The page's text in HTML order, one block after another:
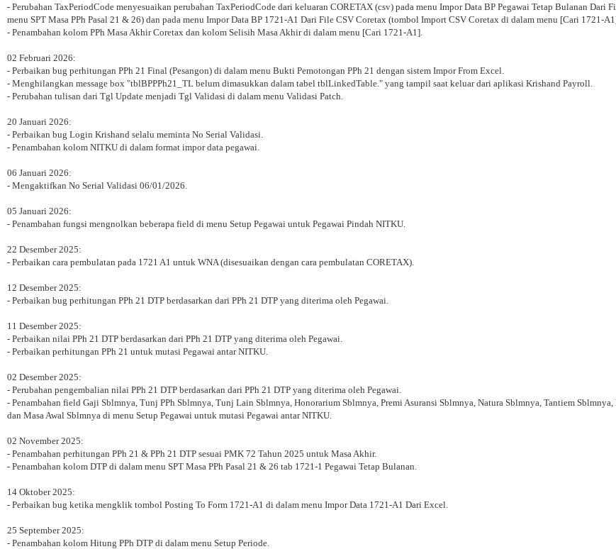
- Perubahan TaxPeriodCode menyesuaikan perubahan TaxPeriodCode dari keluaran CORETAX (csv) pada menu Impor Data BP Pegawai Tetap Bulanan Dari
menu SPT Masa PPh Pasal 21 & 26) dan pada menu Impor Data BP 1721-A1 Dari File CSV Coretax (tombol Import CSV Coretax di dalam menu [Cari 1721-
- Penambahan kolom PPh Masa Akhir Coretax dan kolom Selisih Masa Akhir di dalam menu [Cari 1721-A1].
02 Februari 2026:
- Perbaikan bug perhitungan PPh 21 Final (Pesangon) di dalam menu Bukti Pemotongan PPh 21 dengan sistem Impor From Excel.
- Menghilangkan message box "tblBPPPh21_TL belum dimasukkan dalam tabel tblLinkedTable." yang tampil saat keluar dari aplikasi Krishand Payroll.
- Perubahan tulisan dari Tgl Update menjadi Tgl Validasi di dalam menu Validasi Patch.
20 Januari 2026:
- Perbaikan bug Login Krishand selalu meminta No Serial Validasi.
- Penambahan kolom NITKU di dalam format impor data pegawai.
06 Januari 2026:
- Mengaktifkan No Serial Validasi 06/01/2026.
05 Januari 2026:
- Penambahan fungsi mengnolkan beberapa field di menu Setup Pegawai untuk Pegawai Pindah NITKU.
22 Desember 2025:
- Perbaikan cara pembulatan pada 1721 A1 untuk WNA (disesuaikan dengan cara pembulatan CORETAX).
12 Desember 2025:
- Perbaikan bug perhitungan PPh 21 DTP berdasarkan dari PPh 21 DTP yang diterima oleh Pegawai.
11 Desember 2025:
- Perbaikan nilai PPh 21 DTP berdasarkan dari PPh 21 DTP yang diterima oleh Pegawai.
- Perbaikan perhitungan PPh 21 untuk mutasi Pegawai antar NITKU.
02 Desember 2025:
- Perubahan pengembalian nilai PPh 21 DTP berdasarkan dari PPh 21 DTP yang diterima oleh Pegawai.
- Penambahan field Gaji Sblmnya, Tunj PPh Sblmnya, Tunj Lain Sblmnya, Honorarium Sblmnya, Premi Asuransi Sblmnya, Natura Sblmnya, Tantiem
dan Masa Awal Sblmnya di menu Setup Pegawai untuk mutasi Pegawai antar NITKU.
02 November 2025:
- Penambahan perhitungan PPh 21 & PPh 21 DTP sesuai PMK 72 Tahun 2025 untuk Masa Akhir.
- Penambahan kolom DTP di dalam menu SPT Masa PPh Pasal 21 & 26 tab 1721-1 Pegawai Tetap Bulanan.
14 Oktober 2025:
- Perbaikan bug ketika mengklik tombol Posting To Form 1721-A1 di dalam menu Impor Data 1721-A1 Dari Excel.
25 September 2025:
- Penambahan kolom Hitung PPh DTP di dalam menu Setup Periode.